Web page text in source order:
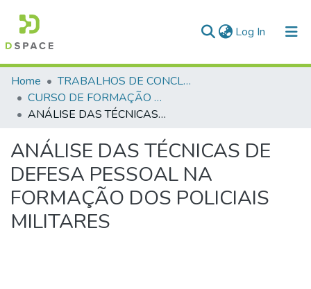
Log In (current)
Communities & Collections
All of DSpace
Home
TRABALHOS DE CONCLUSÃO DE CURSO - CFP (CURSO DE FORMAÇÃO DE PRAÇAS)
CURSO DE FORMAÇÃO DE PRAÇAS - CFP - 2023
ANÁLISE DAS TÉCNICAS DE DEFESA PESSOAL NA FORMAÇÃO DOS POLICIAIS MILITARES
ANÁLISE DAS TÉCNICAS DE
DEFESA PESSOAL NA
FORMAÇÃO DOS POLICIAIS
MILITARES